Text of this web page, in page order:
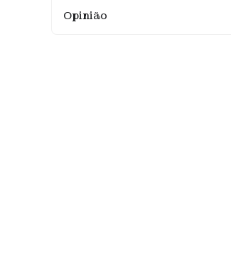
Opinião